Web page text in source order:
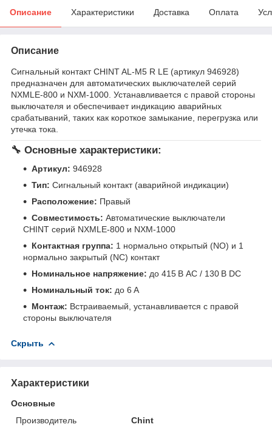
Описание Характеристики Доставка Оплата
Описание
Сигнальный контакт CHINT AL-M5 R LE (артикул 946928)
предназначен для автоматических выключателей серий
NXMLE-800 и NXM-1000. Устанавливается с правой стороны
выключателя и обеспечивает индикацию аварийных
срабатываний, таких как короткое замыкание, перегрузка или
утечка тока.
🔧 Основные характеристики:
Артикул: 946928
Тип: Сигнальный контакт (аварийной индикации)
Расположение: Правый
Совместимость: Автоматические выключатели
CHINT серий NXMLE-800 и NXM-1000
Контактная группа: 1 нормально открытый (NO) и 1
нормально закрытый (NC) контакт
Номинальное напряжение: до 415 В AC / 130 В DC
Номинальный ток: до 6 А
Монтаж: Встраиваемый, устанавливается с правой
стороны выключателя
Скрыть
Характеристики
Основные
Производитель
Chint